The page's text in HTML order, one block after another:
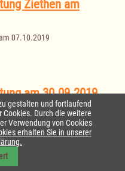
Ziethen am
07.10.2019
am 30.09.2019
gestalten und fortlaufend
Durch die weitere
Verwendung von Cookies
erhalten Sie in unserer